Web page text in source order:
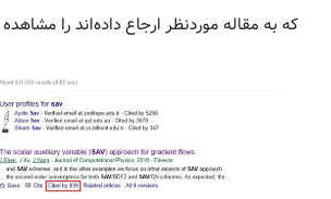
که به مقاله موردنظر ارجاع داده‌اند را